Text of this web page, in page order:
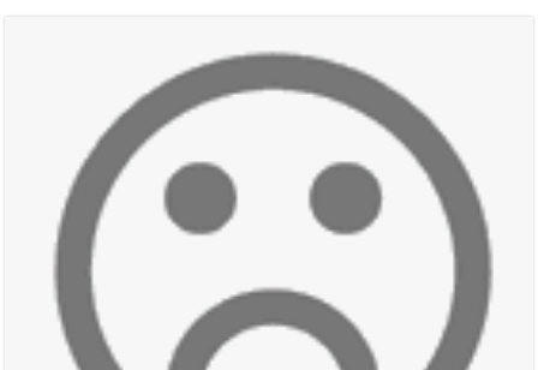
إصابة شاب فلسطيني بطعنات سكين في مخيم عين
الحلوة - في منطقة صيدا وإنقاذه وإتهام إبن عمته ؟
أخبار صيدا
بالصور : غسان سركيس يرعى تخرّج فوج الفكر والإبداع
في ثانوية السفير : تعلّمت منكم حب الوطن والتمسك بالأرض ...
أخبار صيدا
المهندس محمد زهير السعودي يستقبل المختارين
بعاصيري والبيلاني